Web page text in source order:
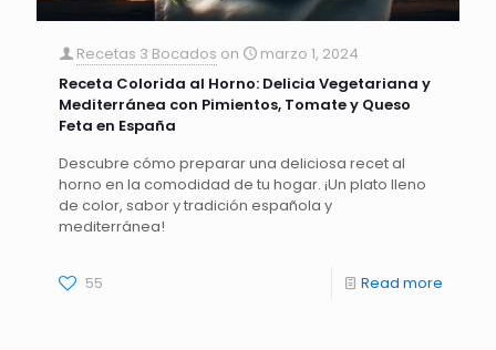
Recetas 3 Bocados on
marzo 1, 2024
Receta Colorida al Horno: Delicia Vegetariana y
Mediterránea con Pimientos, Tomate y Queso
Feta en España
Descubre cómo preparar una deliciosa recet al
horno en la comodidad de tu hogar. ¡Un plato lleno
de color, sabor y tradición española y
mediterránea!
55 Read more